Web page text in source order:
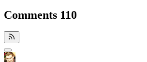
Comments 110